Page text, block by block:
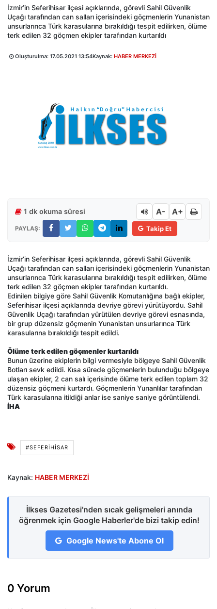
İzmir’in Seferihisar ilçesi açıklarında, görevli Sahil Güvenlik
Uçağı tarafından can salları içerisindeki göçmenlerin Yunanistan
unsurlarınca Türk karasularına bırakıldığı tespit edilirken, ölüme
terk edilen 32 göçmen ekipler tarafından kurtarıldı
Oluşturulma: 17.05.2021 13:54Kaynak: HABER MERKEZİ
1 dk okuma süresi A- A+
PAYLAŞ: Takip Et
İzmir’in Seferihisar ilçesi açıklarında, görevli Sahil Güvenlik
Uçağı tarafından can salları içerisindeki göçmenlerin Yunanistan
unsurlarınca Türk karasularına bırakıldığı tespit edilirken, ölüme
terk edilen 32 göçmen ekipler tarafından kurtarıldı.
Edinilen bilgiye göre Sahil Güvenlik Komutanlığına bağlı ekipler,
Seferihisar ilçesi açıklarında devriye görevi yürütüyordu. Sahil
Güvenlik Uçağı tarafından yürütülen devriye görevi esnasında,
bir grup düzensiz göçmenin Yunanistan unsurlarınca Türk
karasularına bırakıldığı tespit edildi.
Ölüme terk edilen göçmenler kurtarıldı
Bunun üzerine ekiplerin bilgi vermesiyle bölgeye Sahil Güvenlik
Botları sevk edildi. Kısa sürede göçmenlerin bulunduğu bölgeye
ulaşan ekipler, 2 can salı içerisinde ölüme terk edilen toplam 32
düzensiz göçmeni kurtardı. Göçmenlerin Yunanlılar tarafından
Türk karasularına itildiği anlar ise saniye saniye görüntülendi.
İHA
#SEFERIHISAR
Kaynak: HABER MERKEZİ
İlkses Gazetesi'nden sıcak gelişmeleri anında
öğrenmek için Google Haberler'de bizi takip edin!
Google News'te Abone Ol
0 Yorum